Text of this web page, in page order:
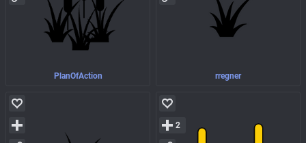
PlanOfAction rregner
2